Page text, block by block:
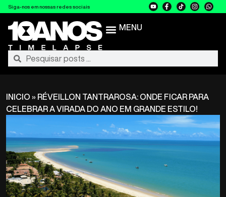
Siga-nos em nossas redes sociais
MENU
INICIO » RÉVEILLON TANTRAROSA: ONDE FICAR PARA
CELEBRAR A VIRADA DO ANO EM GRANDE ESTILO!